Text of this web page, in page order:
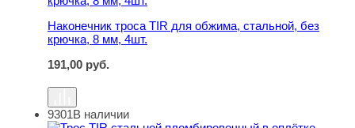
Наконечник троса TIR для обжима, стальной, без
крючка, 8 мм, 4шт.
191,00 руб.
9301В наличии